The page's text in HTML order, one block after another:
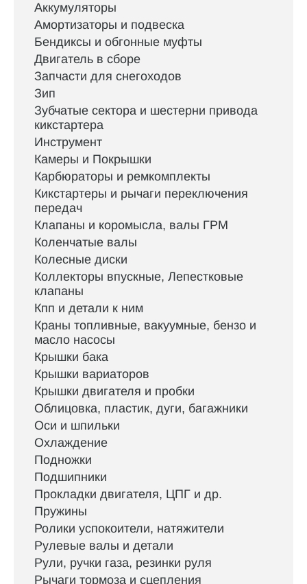
Аккумуляторы
Амортизаторы и подвеска
Бендиксы и обгонные муфты
Двигатель в сборе
Запчасти для снегоходов
Зип
Зубчатые сектора и шестерни привода
кикстартера
Инструмент
Камеры и Покрышки
Карбюраторы и ремкомплекты
Кикстартеры и рычаги переключения
передач
Клапаны и коромысла, валы ГРМ
Коленчатые валы
Колесные диски
Коллекторы впускные, Лепестковые
клапаны
Кпп и детали к ним
Краны топливные, вакуумные, бензо и
масло насосы
Крышки бака
Крышки вариаторов
Крышки двигателя и пробки
Облицовка, пластик, дуги, багажники
Оси и шпильки
Охлаждение
Подножки
Подшипники
Прокладки двигателя, ЦПГ и др.
Пружины
Ролики успокоители, натяжители
Рулевые валы и детали
Рули, ручки газа, резинки руля
Рычаги тормоза и сцепления